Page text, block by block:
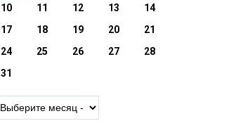
10 11 12 13
14
17 18 19 20
21
24 25 26 27
28
31